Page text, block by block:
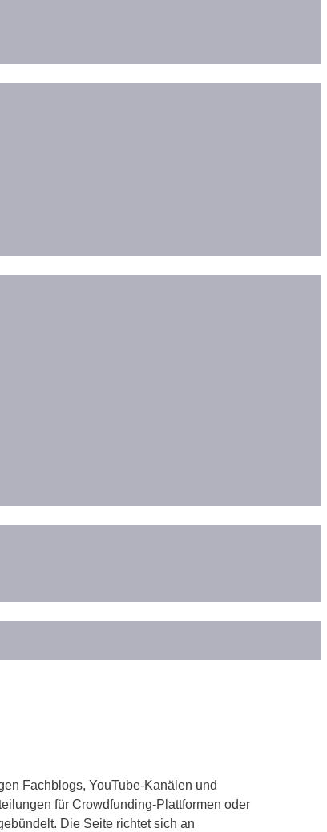
Fachblogs, YouTube-Kanälen und
für Crowdfunding-Plattformen oder
Die Seite richtet sich an